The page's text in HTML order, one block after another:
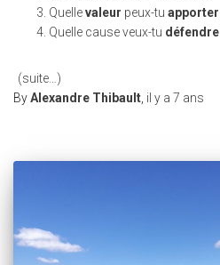
Quellevaleur peux-tu apporter
Quelle cause veux-tu défendre
(suite…)
ByAlexandre Thibault, il y a 7 ans